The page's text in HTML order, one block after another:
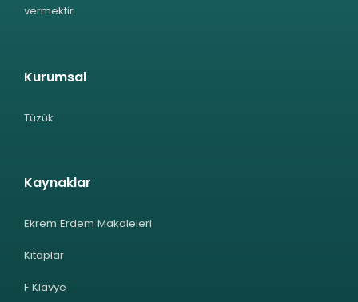
vermektir.
Kurumsal
Tüzük
Kaynaklar
Ekrem Erdem Makaleleri
Kitaplar
F Klavye